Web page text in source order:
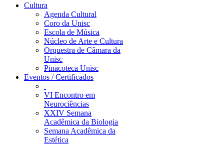
Cultura
Agenda Cultural
Coro da Unisc
Escola de Música
Núcleo de Arte e Cultura
Orquestra de Câmara da
Unisc
Pinacoteca Unisc
Eventos / Certificados
VI Encontro em
Neurociências
XXIV Semana
Acadêmica da Biologia
Semana Acadêmica da
Estética